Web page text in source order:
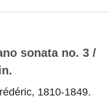
sonata no. 3 /
1810-1849.